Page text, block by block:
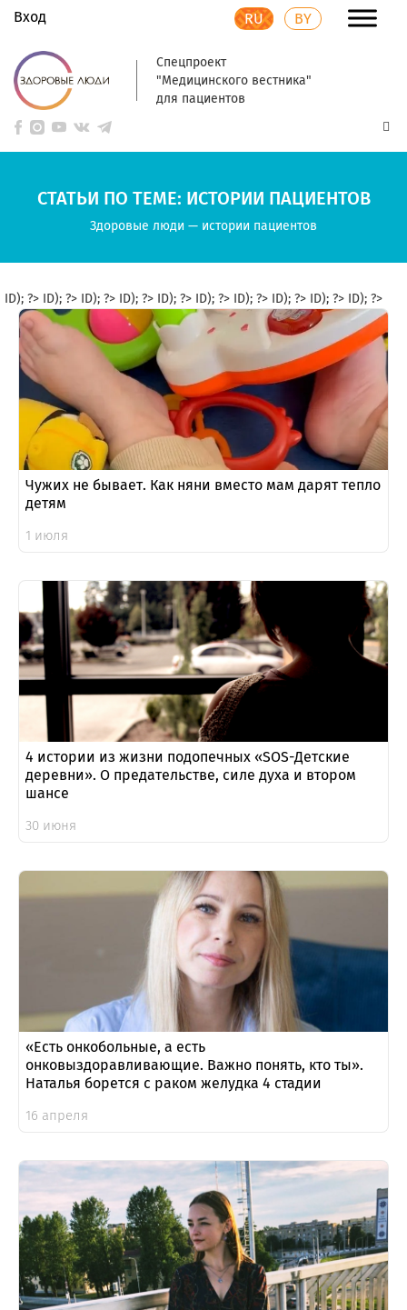
Вход RU BY
Спецпроект
"Медицинского вестника"
для пациентов
СТАТЬИ ПО ТЕМЕ: ИСТОРИИ ПАЦИЕНТОВ
Здоровые люди — истории пациентов
ID); ?>
Чужих не бывает. Как няни вместо мам дарят тепло
детям
1 июля
ID); ?>
4 истории из жизни подопечных «SOS-Детские
деревни». О предательстве, силе духа и втором
шансе
30 июня
ID); ?>
«Есть онкобольные, а есть
онковыздоравливающие. Важно понять, кто ты».
Наталья борется с раком желудка 4 стадии
16 апреля
ID); ?> ID); ?> ID); ?> ID); ?> ID); ?> ID); ?> ID); ?>